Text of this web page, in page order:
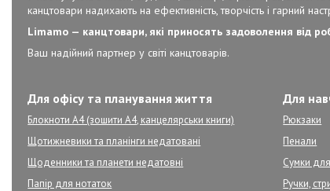
канцтовари надихають на ефективність, творчість і гарний
Limamo — канцтовари, які приносять задоволення від
Ваш надійний партнер у світі канцтоварів.
Для офісу та планування життя
Блокноти А4 (зошити А4, канцелярськи книги)
Щотижневики та планінги недатовані
Щоденники та планети недатовні
Папір для нотаток
Для
Рюкзаки
Пенали
Сумки
Ручки,